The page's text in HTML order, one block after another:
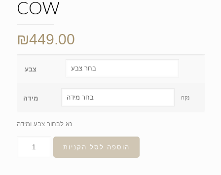
COW
₪449.00
צבע
מידה נקה
נא לבחור צבע ומידה
הוספה לסל הקניות